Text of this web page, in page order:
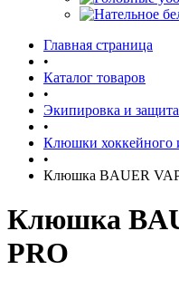
Главная страница
•
Каталог товаров
•
Экипировка и
•
Клюшки хоккейного
•
Клюшка BAUER
Клюшка
PRO